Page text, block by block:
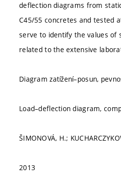
deflection diagrams from
C45/55 concretes and tested
serve to identify the values
related to the extensive
Diagram zatížení–posun,
Load–deflection diagram,
ŠIMONOVÁ, H.;
2013